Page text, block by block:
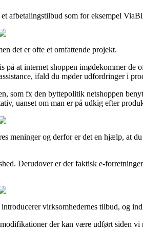
afbetalingstilbud som for eksempel
det er ofte et omfattende projekt.
at internet shoppen imødekommer
ifald du møder udfordringer i
som fx den byttepolitik netshoppen
uanset om man er på udkig efter
meninger og derfor er det en hjælp, at
Derudover er der faktisk e-
virksomhedernes tilbud, og
der kan være udført siden vi